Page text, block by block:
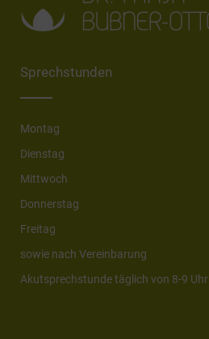
Sprechstunden
Montag
Dienstag
Mittwoch
Donnerstag
Freitag
sowie nach Vereinbarung
Akutsprechstunde täglich von 8-9 Uhr